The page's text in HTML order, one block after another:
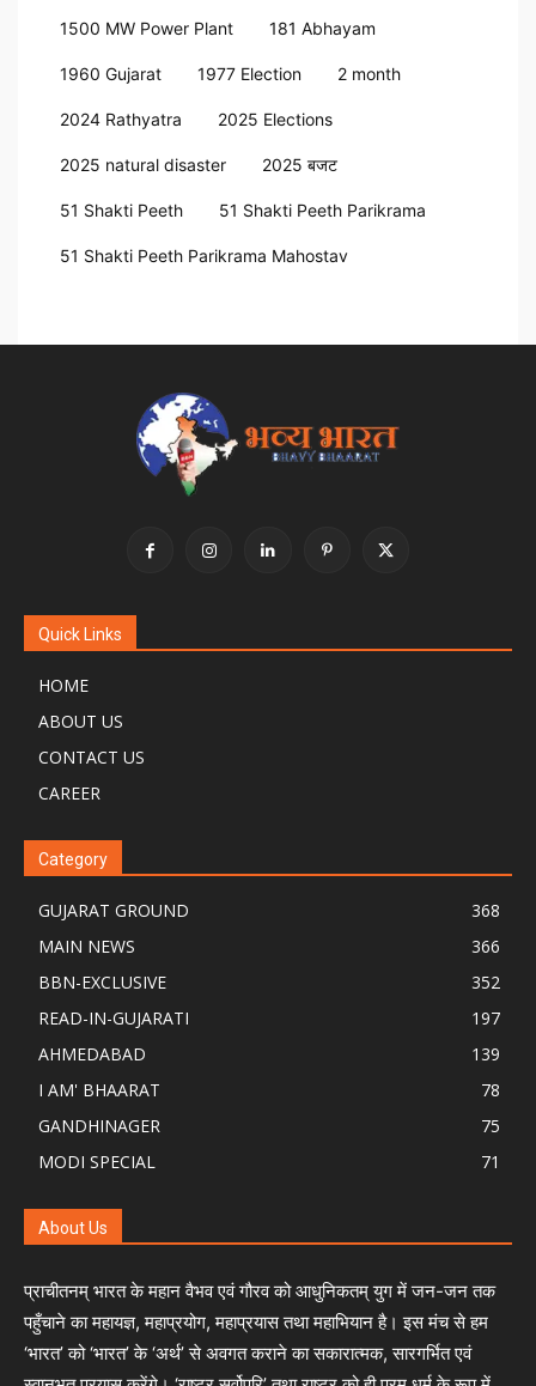
1500 MW Power Plant 181 Abhayam
1960 Gujarat 1977 Election 2 month
2024 Rathyatra 2025 Elections
2025 natural disaster 2025 बजट
51 Shakti Peeth 51 Shakti Peeth Parikrama
51 Shakti Peeth Parikrama Mahostav
Quick Links
HOME
ABOUT US
CONTACT US
CAREER
Category
GUJARAT GROUND
368
MAIN NEWS
366
BBN-EXCLUSIVE
352
READ-IN-GUJARATI
197
AHMEDABAD
139
I AM' BHAARAT
78
GANDHINAGER
75
MODI SPECIAL
71
About Us
प्राचीतनम् भारत के महान वैभव एवं गौरव को आधुनिकतम् युग में जन-जन तक
पहुँचाने का महायज्ञ, महाप्रयोग, महाप्रयास तथा महाभियान है। इस मंच से हम
‘भारत’ को ‘भारत’ के ‘अर्थ’ से अवगत कराने का सकारात्मक, सारगर्भित एवं